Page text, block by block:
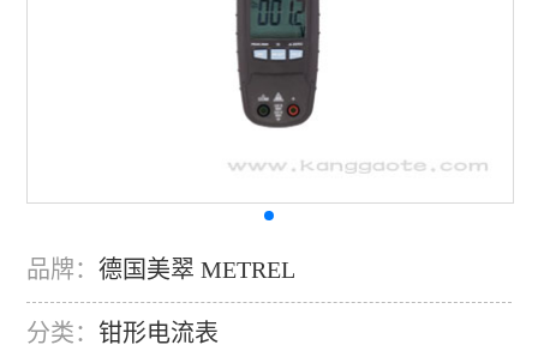
品牌：德国美翠 METREL
分类： 钳形电流表